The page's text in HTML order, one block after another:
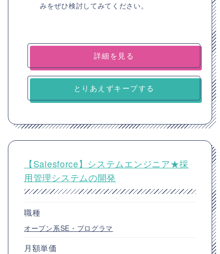
みをぜひ検討してみてください。
詳細を見る
とりあえずキープする
【Salesforce】システムエンジニア★採
用管理システムの開発
職種
オープン系SE・プログラマ
月額単価